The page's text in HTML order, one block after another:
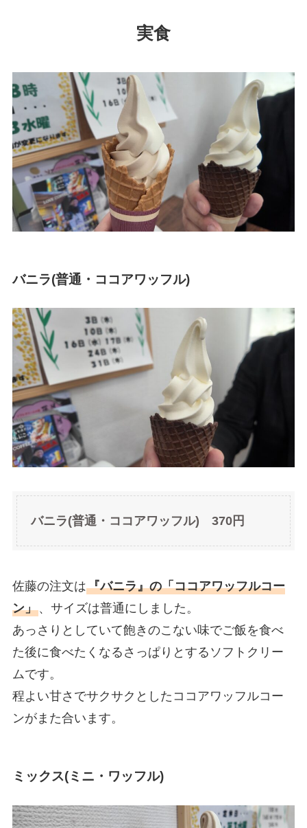
実食
バニラ(普通・ココアワッフル)
バニラ(普通・ココアワッフル) 370円
佐藤の注文は『バニラ』の「ココアワッフルコー
ン」、サイズは普通にしました。
あっさりとしていて飽きのこない味でご飯を食べ
た後に食べたくなるさっぱりとするソフトクリー
ムです。
程よい甘さでサクサクとしたココアワッフルコー
ンがまた合います。
ミックス(ミニ・ワッフル)